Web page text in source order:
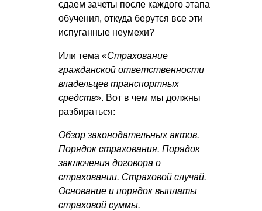
сдаем зачеты после каждого этапа
обучения, откуда берутся все эти
испуганные неумехи?
Или тема «Страхование
гражданской ответственности
владельцев транспортных
средств». Вот в чем мы должны
разбираться:
Обзор законодательных актов.
Порядок страхования. Порядок
заключения договора о
страховании. Страховой случай.
Основание и порядок выплаты
страховой суммы.